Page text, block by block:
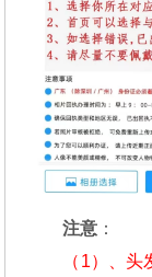
注意 ：
（1）、